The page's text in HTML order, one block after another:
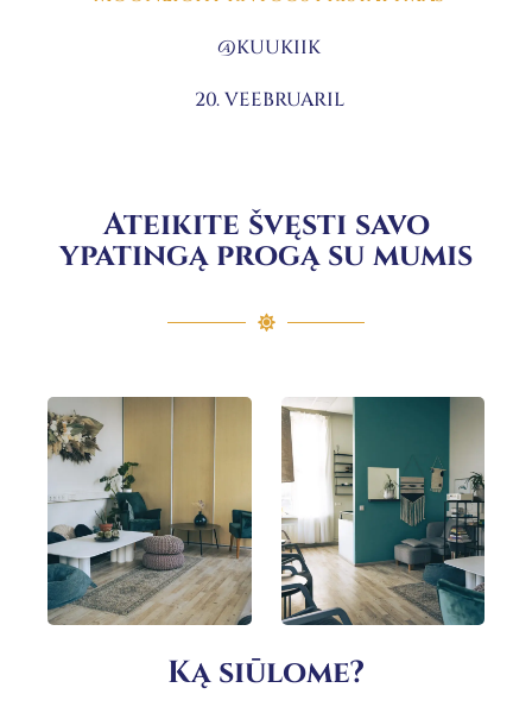
@KUUKIIK
20. VEEBRUARIL
Ateikite švęsti savo
ypatingą progą su mumis
Ką siūlome?